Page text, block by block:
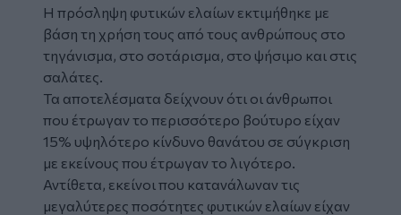
Η πρόσληψη φυτικών ελαίων εκτιμήθηκε με
βάση τη χρήση τους από τους ανθρώπους στο
τηγάνισμα, στο σοτάρισμα, στο ψήσιμο και στις
σαλάτες.
Τα αποτελέσματα δείχνουν ότι οι άνθρωποι
που έτρωγαν το περισσότερο βούτυρο είχαν
15% υψηλότερο κίνδυνο θανάτου σε σύγκριση
με εκείνους που έτρωγαν το λιγότερο.
Αντίθετα, εκείνοι που κατανάλωναν τις
μεγαλύτερες ποσότητες φυτικών ελαίων είχαν